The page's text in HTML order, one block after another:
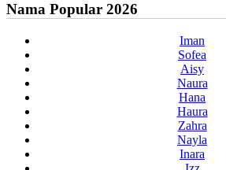
Nama Popular 2026
Iman
Sofea
Aisy
Naura
Hana
Haura
Zahra
Nayla
Inara